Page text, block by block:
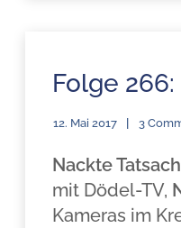
Folge
12. Mai 2017 3
Nackte
mit Dödel-TV,
Kameras im